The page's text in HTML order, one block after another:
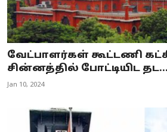
வேட்பாளர்கள் கூட்டணி
சின்னத்தில் போட்டியிட தட...
Jan 10, 2024